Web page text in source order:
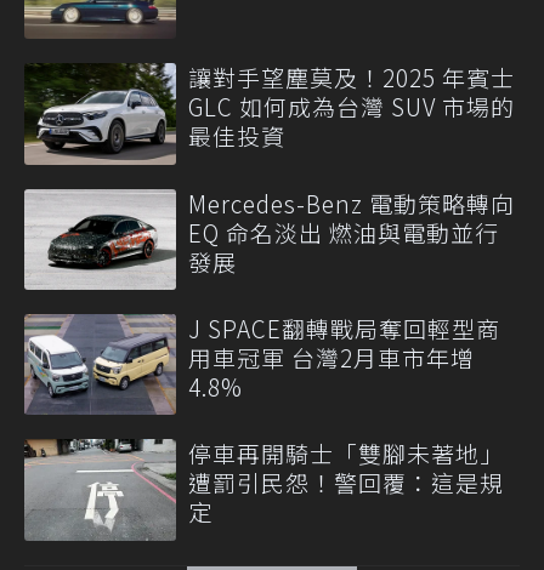
讓對手望塵莫及！2025 年賓士
GLC 如何成為台灣 SUV 市場的
最佳投資
Mercedes-Benz 電動策略轉向
EQ 命名淡出 燃油與電動並行
發展
J SPACE翻轉戰局奪回輕型商
用車冠軍 台灣2月車市年增
4.8%
停車再開騎士「雙腳未著地」
遭罰引民怨！警回覆：這是規
定